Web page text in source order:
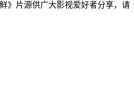
》片源供广大影视爱好者分享，请